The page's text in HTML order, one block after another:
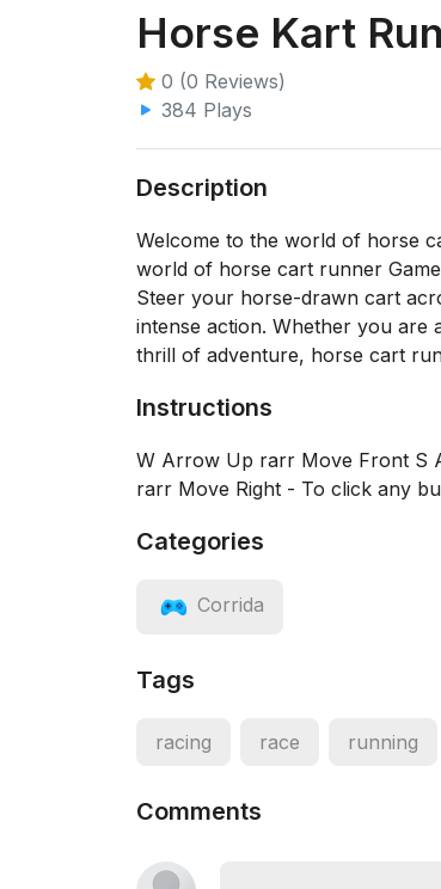
Horse Kart
0 (0 Reviews)
384 Plays
Description
Welcome to the world of horse
world of horse cart runner
Steer your horse-drawn cart
intense action. Whether you are
thrill of adventure, horse cart
Instructions
W Arrow Up rarr Move Front S
rarr Move Right - To click any
Categories
Corrida
Tags
racing race running
Comments